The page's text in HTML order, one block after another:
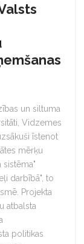
un siltuma
Vidzemes
īstenot
mērķu
sistēma"
darbībā", to
Projekta
atbalsta
politikas